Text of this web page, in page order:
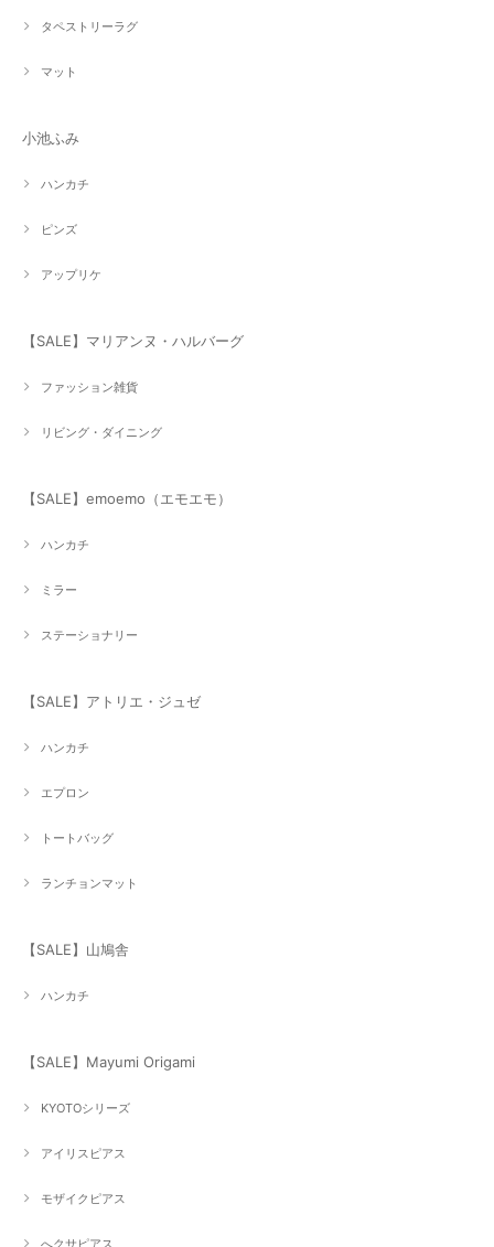
タペストリーラグ
マット
小池ふみ
ハンカチ
ピンズ
アップリケ
【SALE】マリアンヌ・ハルバーグ
ファッション雑貨
リビング・ダイニング
【SALE】emoemo（エモエモ）
ハンカチ
ミラー
ステーショナリー
【SALE】アトリエ・ジュゼ
ハンカチ
エプロン
トートバッグ
ランチョンマット
【SALE】山鳩舎
ハンカチ
【SALE】Mayumi Origami
KYOTOシリーズ
アイリスピアス
モザイクピアス